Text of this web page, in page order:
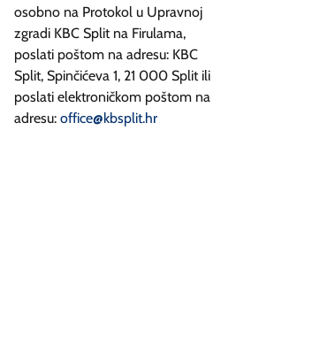
osobno na Protokol u Upravnoj
zgradi KBC Split na Firulama,
poslati poštom na adresu: KBC
Split, Spinčićeva 1, 21 000 Split ili
poslati elektroničkom poštom na
adresu: office@kbsplit.hr